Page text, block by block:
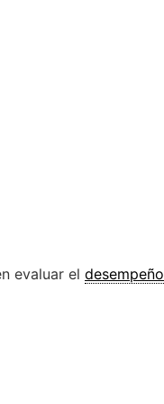
evaluar el desempeño